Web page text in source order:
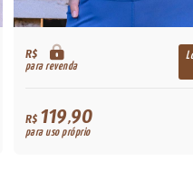
R$
para revenda
R$119,90
para uso próprio